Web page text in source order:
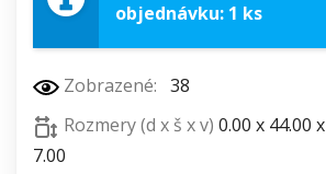
objednávku: 1 ks
Zobrazené: 38
Rozmery (d x š x v) 0.00 x 44.00 x
7.00